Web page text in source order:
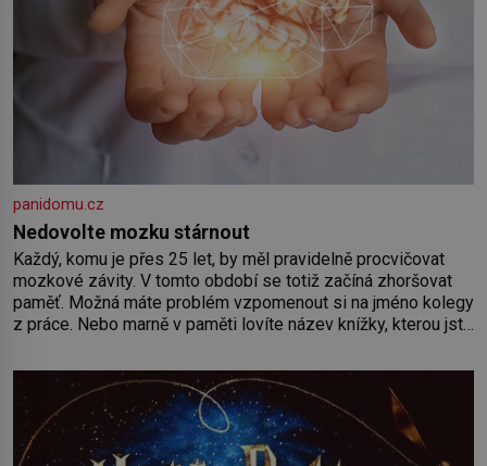
panidomu.cz
Nedovolte mozku stárnout
Každý, komu je přes 25 let, by měl pravidelně procvičovat
mozkové závity. V tomto období se totiž začíná zhoršovat
paměť. Možná máte problém vzpomenout si na jméno kolegy
z práce. Nebo marně v paměti lovíte název knížky, kterou jste
paměť rozhodla stávkovat. Cvičte